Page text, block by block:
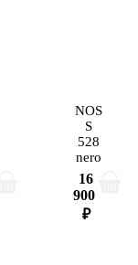
NOS
S
528
nero
16
900
₽